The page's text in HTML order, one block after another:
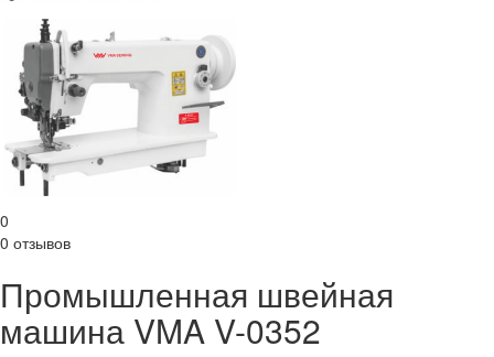
0
0 отзывов
Промышленная швейная
машина VMA V-0352